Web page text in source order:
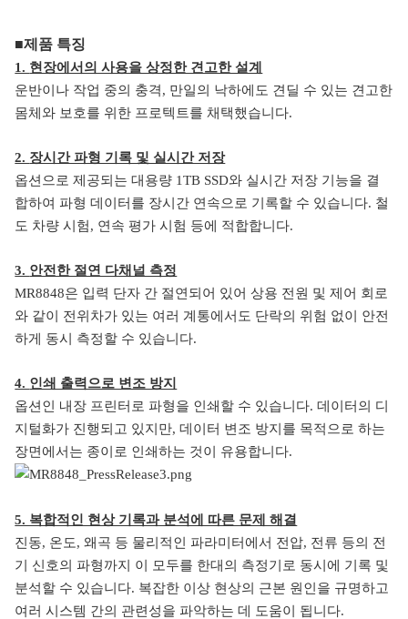
■제품 특징
1. 현장에서의 사용을 상정한 견고한 설계
운반이나 작업 중의 충격, 만일의 낙하에도 견딜 수 있는 견고한
몸체와 보호를 위한 프로텍트를 채택했습니다.
2. 장시간 파형 기록 및 실시간 저장
옵션으로 제공되는 대용량 1TB SSD와 실시간 저장 기능을 결
합하여 파형 데이터를 장시간 연속으로 기록할 수 있습니다. 철
도 차량 시험, 연속 평가 시험 등에 적합합니다.
3. 안전한 절연 다채널 측정
MR8848은 입력 단자 간 절연되어 있어 상용 전원 및 제어 회로
와 같이 전위차가 있는 여러 계통에서도 단락의 위험 없이
안전
하게 동시 측정할 수 있습니다.
4. 인쇄 출력으로 변조 방지
옵션인 내장 프린터로 파형을 인쇄할 수 있습니다.데이터의 디
지털화가 진행되고 있지만,데이터 변조 방지를 목적으로 하는
장면에서는 종이로 인쇄하는 것이 유용합니다.
5. 복합적인 현상 기록과 분석에 따른 문제 해결
진동, 온도,왜곡 등 물리적인 파라미터에서 전압, 전류 등의 전
기 신호의 파형까지 이 모두를 한대의 측정기로 동시에 기록 및
분석할 수 있습니다. 복잡한 이상 현상의 근본 원인을 규명하고
여러 시스템 간의 관련성을 파악하는 데 도움이 됩니 다.